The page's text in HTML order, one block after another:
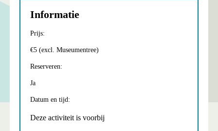
Informatie
Prijs:
€5 (excl. Museumentree)
Reserveren:
Ja
Datum en tijd:
Deze activiteit is voorbij